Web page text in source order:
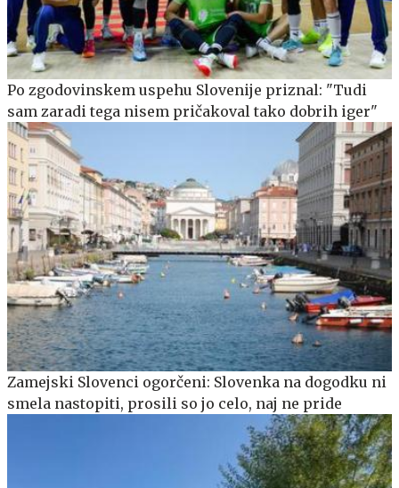
Po zgodovinskem uspehu Slovenije priznal: "Tudi
sam zaradi tega nisem pričakoval tako dobrih iger"
Zamejski Slovenci ogorčeni: Slovenka na dogodku ni
smela nastopiti, prosili so jo celo, naj ne pride